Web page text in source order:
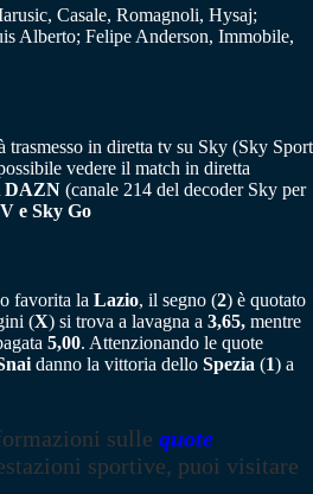
Casale, Romagnoli, Hysaj;
Alberto; Felipe Anderson, Immobile,
trasmesso in diretta tv su Sky (Sky Sport
vedere il match in diretta
DAZN (canale 214 del decoder Sky per
e Sky Go
favorita la Lazio, il segno (2) è quotato
(X) si trova a lavagna a 3,65, mentre
5,00. Attenzionando le quote
danno la vittoria dello Spezia (1) a
sulle quote
sportive, puoi visitare